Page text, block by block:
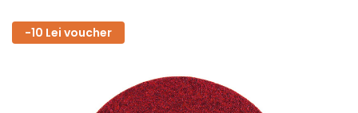
-10 Lei voucher